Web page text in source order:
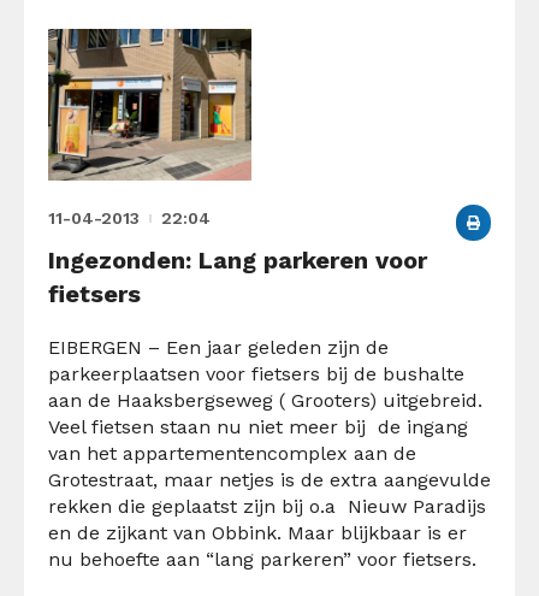
11-04-2013 22:04
Ingezonden: Lang parkeren voor
fietsers
EIBERGEN – Een jaar geleden zijn de
parkeerplaatsen voor fietsers bij de bushalte
aan de Haaksbergseweg ( Grooters) uitgebreid.
Veel fietsen staan nu niet meer bij de ingang
van het appartementencomplex aan de
Grotestraat, maar netjes is de extra aangevulde
rekken die geplaatst zijn bij o.a Nieuw Paradijs
en de zijkant van Obbink. Maar blijkbaar is er
nu behoefte aan “lang parkeren” voor fietsers.